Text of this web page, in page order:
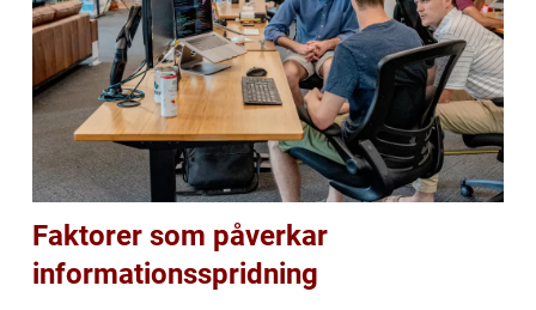
Faktorer som påverkar
informationsspridning